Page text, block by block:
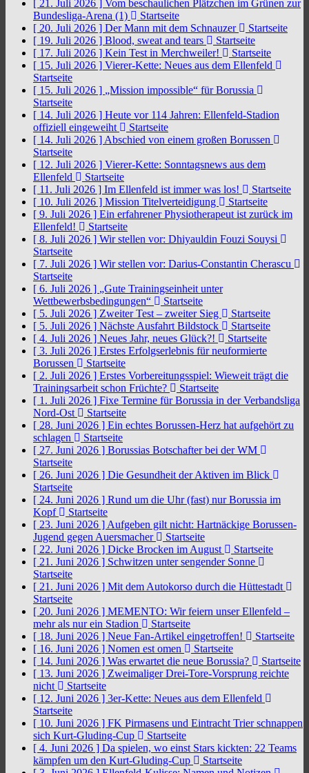
[ 21. Juli 2026 ] Vom beschaulichen Plätzchen im Grünen zur
Bundesliga-Arena (1)
Startseite
[ 20. Juli 2026 ] Der Mann mit dem Schnauzer
Startseite
[ 19. Juli 2026 ] Blood, sweat and tears
Startseite
[ 17. Juli 2026 ] Kein Test in Merchweiler!
Startseite
[ 15. Juli 2026 ] Vierer-Kette: Neues aus dem Ellenfeld
Startseite
[ 15. Juli 2026 ] „Mission impossible“ für Borussia
Startseite
[ 14. Juli 2026 ] Heute vor 114 Jahren: Ellenfeld-Stadion
offiziell eingeweiht
Startseite
[ 14. Juli 2026 ] Abschied von einem großen Borussen
Startseite
[ 12. Juli 2026 ] Vierer-Kette: Sonntagsnews aus dem
Ellenfeld
Startseite
[ 11. Juli 2026 ] Im Ellenfeld ist immer was los!
Startseite
[ 10. Juli 2026 ] Mission Titelverteidigung
Startseite
[ 9. Juli 2026 ] Ein erfahrener Physiotherapeut ist zurück im
Ellenfeld!
Startseite
[ 8. Juli 2026 ] Wir stellen vor: Dhiyauldin Fouzi Souysi
Startseite
[ 7. Juli 2026 ] Wir stellen vor: Darius-Constantin Cherascu
Startseite
[ 6. Juli 2026 ] „Gute Trainingseinheit unter
Wettbewerbsbedingungen“
Startseite
[ 5. Juli 2026 ] Zweiter Test – zweiter Sieg
Startseite
[ 5. Juli 2026 ] Nächste Ausfahrt Bildstock
Startseite
[ 4. Juli 2026 ] Neues Jahr, neues Glück?!
Startseite
[ 3. Juli 2026 ] Erstes Erfolgserlebnis für neuformierte
Borussen
Startseite
[ 2. Juli 2026 ] Erstes Vorbereitungsspiel: Wieweit trägt die
Trainingsarbeit schon Früchte?
Startseite
[ 1. Juli 2026 ] Fixe Termine für Borussia in der Verbandsliga
Nord-Ost
Startseite
[ 28. Juni 2026 ] Ein echtes Borussen-Herz hat aufgehört zu
schlagen
Startseite
[ 27. Juni 2026 ] Borussias Botschafter bei der WM
Startseite
[ 26. Juni 2026 ] Die Gesundheit der Aktiven im Blick
Startseite
[ 24. Juni 2026 ] Rund um die Uhr (fast) nur Borussia im
Kopf
Startseite
[ 23. Juni 2026 ] Aufgeben gilt nicht: Hartnäckige Borussen-
Jugend gegen Auersmacher
Startseite
[ 22. Juni 2026 ] Dicke Brocken im August
Startseite
[ 21. Juni 2026 ] Schwitzen unter sengender Sonne
Startseite
[ 21. Juni 2026 ] Mit dem Autokorso durch die Hüttestadt
Startseite
[ 20. Juni 2026 ] MEMENTO: Wir feiern unser Ellenfeld –
mehr als nur ein Stadion
Startseite
[ 18. Juni 2026 ] Neue Fan-Artikel eingetroffen!
Startseite
[ 16. Juni 2026 ] Nomen est omen
Startseite
[ 14. Juni 2026 ] Was erwartet die neue Borussia?
Startseite
[ 13. Juni 2026 ] Zweimaliger Drei-Tore-Vorsprung reichte
nicht
Startseite
[ 12. Juni 2026 ] 3er-Kette: Neues aus dem Ellenfeld
Startseite
[ 10. Juni 2026 ] FK Pirmasens und Eintracht Trier schnappen
sich Kurt-Gluding-Cup
Startseite
[ 4. Juni 2026 ] Da spielen, wo einst Stars kickten: 22 Teams
kämpfen um den Kurt-Gluding-Cup
Startseite